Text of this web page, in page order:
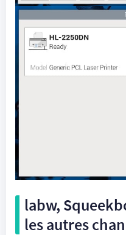
labw,
les autres